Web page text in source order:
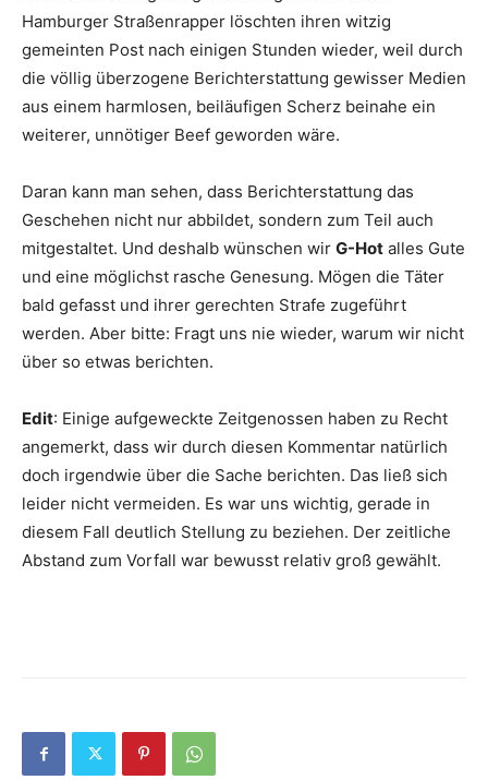
Hamburger Straßenrapper löschten ihren witzig
gemeinten Post nach einigen Stunden wieder, weil durch
die völlig überzogene Berichterstattung gewisser Medien
aus einem harmlosen, beiläufigen Scherz beinahe ein
weiterer, unnötiger Beef geworden wäre.
Daran kann man sehen, dass Berichterstattung das
Geschehen nicht nur abbildet, sondern zum Teil auch
mitgestaltet. Und deshalb wünschen wir G-Hot alles Gute
und eine möglichst rasche Genesung. Mögen die Täter
bald gefasst und ihrer gerechten Strafe zugeführt
werden. Aber bitte: Fragt uns nie wieder, warum wir nicht
über so etwas berichten.
Edit: Einige aufgeweckte Zeitgenossen haben zu Recht
angemerkt, dass wir durch diesen Kommentar natürlich
doch irgendwie über die Sache berichten. Das ließ sich
leider nicht vermeiden. Es war uns wichtig, gerade in
diesem Fall deutlich Stellung zu beziehen. Der zeitliche
Abstand zum Vorfall war bewusst relativ groß gewählt.